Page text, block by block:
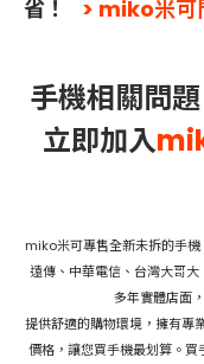
省！
> miko米可
手機相關問
立即加入
miko米可專售全新未拆的手
遠傳、中華電信、台灣大哥
多年實體店面
提供舒適的購物環境，擁有專
價格，讓您買手機最划算。